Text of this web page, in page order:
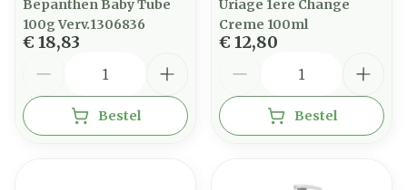
Bepanthen Baby Tube
100g Verv.1306836
€ 18,83
Bestel
Uriage 1ere Change
Creme 100ml
€ 12,80
Bestel